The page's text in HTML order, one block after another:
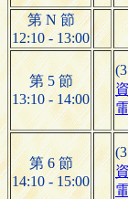
第 N 節
12:10 - 13:00
第 5 節
13:10 - 14:00
第 6 節
14:10 - 15:00